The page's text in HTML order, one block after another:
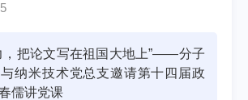
，把论文写在祖国大地上”——分子
纳米技术党总支邀请第十四届政
儒讲党课